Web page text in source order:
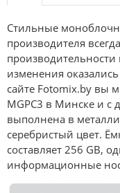
Стильные
производителя
изменения
сайте Fotomix.by вы
MGPC3 в Минске и с
выполнена в
серебристый цвет.
составляет 256 GB,
информационные